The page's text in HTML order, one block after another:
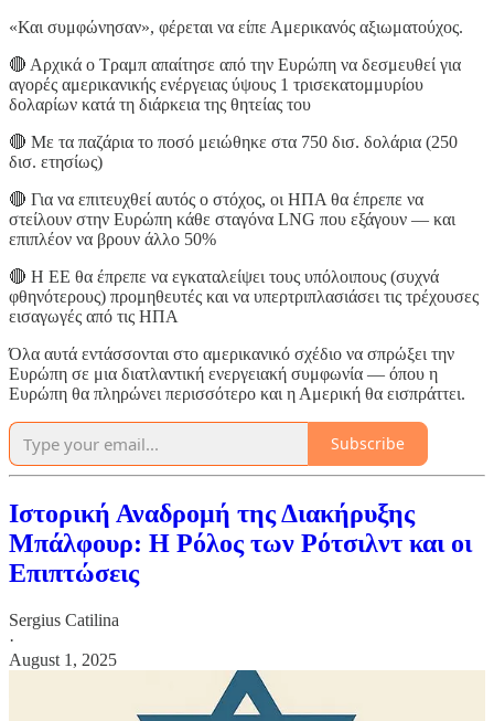
«Και συμφώνησαν», φέρεται να είπε Αμερικανός αξιωματούχος.
🔴 Αρχικά ο Τραμπ απαίτησε από την Ευρώπη να δεσμευθεί για
αγορές αμερικανικής ενέργειας ύψους 1 τρισεκατομμυρίου
δολαρίων κατά τη διάρκεια της θητείας του
🔴 Με τα παζάρια το ποσό μειώθηκε στα 750 δισ. δολάρια (250
δισ. ετησίως)
🔴 Για να επιτευχθεί αυτός ο στόχος, οι ΗΠΑ θα έπρεπε να
στείλουν στην Ευρώπη κάθε σταγόνα LNG που εξάγουν — και
επιπλέον να βρουν άλλο 50%
🔴 Η ΕΕ θα έπρεπε να εγκαταλείψει τους υπόλοιπους (συχνά
φθηνότερους) προμηθευτές και να υπερτριπλασιάσει τις τρέχουσες
εισαγωγές από τις ΗΠΑ
Όλα αυτά εντάσσονται στο αμερικανικό σχέδιο να σπρώξει την
Ευρώπη σε μια διατλαντική ενεργειακή συμφωνία — όπου η
Ευρώπη θα πληρώνει περισσότερο και η Αμερική θα εισπράττει.
Subscribe
Ιστορική Αναδρομή της Διακήρυξης
Μπάλφουρ: Η Ρόλος των Ρότσιλντ και οι
Επιπτώσεις
Sergius Catilina
·
August 1, 2025